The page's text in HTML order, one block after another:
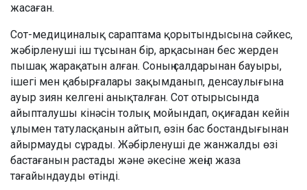
жасаған.
Сот-медициналық сараптама қорытындысына сәйкес,
жәбірленуші іш тұсынан бір, арқасынан бес жерден
пышақ жарақатын алған. Соның салдарынан бауыры,
ішегі мен қабырғалары зақымданып, денсаулығына
ауыр зиян келгені анықталған. Сот отырысында
айыпталушы кінәсін толық мойындап, оқиғадан кейін
ұлымен татуласқанын айтып, өзін бас бостандығынан
айырмауды сұрады. Жәбірленуші де жанжалды өзі
бастағанын растады және әкесіне жеңіл жаза
тағайындауды өтінді.